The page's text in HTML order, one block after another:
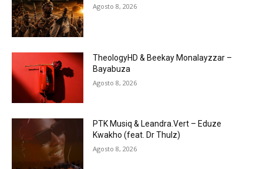
Agosto 8, 2026
TheologyHD & Beekay Monalayzzar –
Bayabuza
Agosto 8, 2026
PTK Musiq & Leandra.Vert – Eduze
Kwakho (feat. Dr Thulz)
Agosto 8, 2026